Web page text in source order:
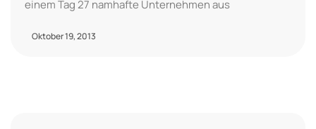
einem Tag 27 namhafte Unternehmen aus
Oktober 19, 2013